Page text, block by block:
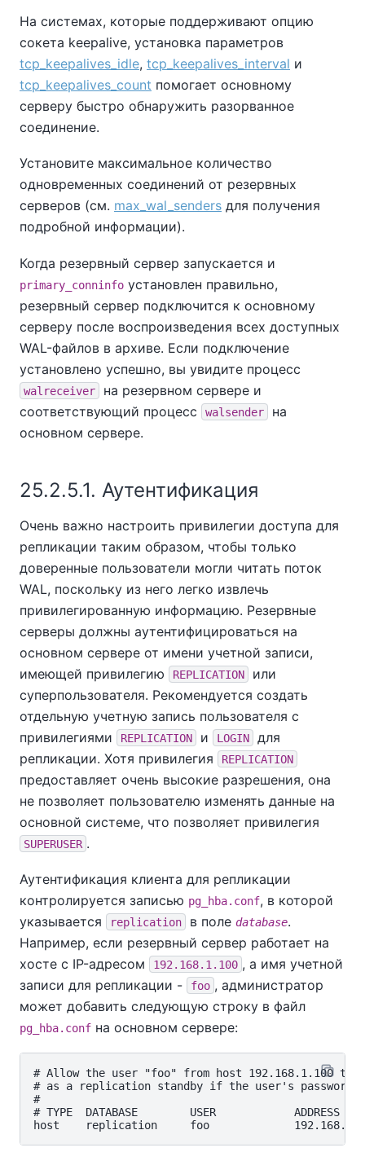
На системах, которые поддерживают опцию
сокета keepalive, установка параметров
tcp_keepalives_idle, tcp_keepalives_interval и
tcp_keepalives_count помогает основному
серверу быстро обнаружить разорванное
соединение.
Установите максимальное количество
одновременных соединений от резервных
серверов (см. max_wal_senders для получения
подробной информации).
Когда резервный сервер запускается и
primary_conninfo установлен правильно,
резервный сервер подключится к основному
серверу после воспроизведения всех доступных
WAL-файлов в архиве. Если подключение
установлено успешно, вы увидите процесс
walreceiver
на резервном сервере и
соответствующий процесс
walsender
на
основном сервере.
25.2.5.1. Аутентификация
Очень важно настроить привилегии доступа для
репликации таким образом, чтобы только
доверенные пользователи могли читать поток
WAL, поскольку из него легко извлечь
привилегированную информацию. Резервные
серверы должны аутентифицироваться на
основном сервере от имени учетной записи,
имеющей привилегию
REPLICATION
или
суперпользователя. Рекомендуется создать
отдельную учетную запись пользователя с
привилегиями
REPLICATION и LOGIN
для
репликации. Хотя привилегия
REPLICATION
предоставляет очень высокие разрешения, она
не позволяет пользователю изменять данные на
основной системе, что позволяет привилегия
SUPERUSER .
Аутентификация клиента для репликации
контролируется записью pg_hba.conf, в которой
указывается
replication в поле database.
Например, если резервный сервер работает на
хосте с IP-адресом
192.168.1.100 , а имя учетной
записи для репликации -
foo , администратор
может добавить следующую строку в файл
pg_hba.conf на основном сервере:
# Allow the user "foo" from host 192.168.1.100 to
# as a replication standby if the user's password
#
# TYPE  DATABASE        USER            ADDRESS